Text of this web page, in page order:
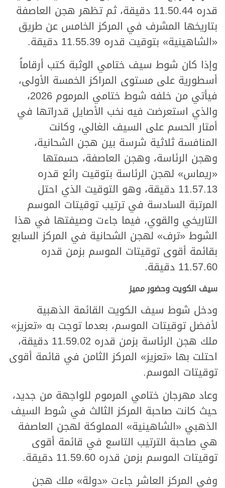
قدره 11.50.44 دقيقة، ثم تظهر هجن العاصفة
بتاريخها المشرف في المركز الخامس عن طريق
«الشاهينية» بتوقيت قدره 11.55.39 دقيقة.
وإذا كان شوط سيف ختامي الوثبة كتب أرقاماً
أسطورية على مستوى المراكز الخمسة الأولى،
فيأتي من خلفه شوط ختامي المرموم 2026،
والذي استعرضت فيه نخب الأصايل قدراتها في
أمتار الحسم على السيف الغالي، وكانت
المنافسة ثلاثية شرسة بين هجن الشحانية،
وهجن الرئاسة، وهجن العاصفة، حسمتها
«ريماس» لهجن الرئاسة بتوقيت رائع قدره
11.57.13 دقيقة، وهو التوقيت الذي احتل
المرتبة السادسة في ترتيب توقيتات الموسم
التاريخي والقوي، فيما جاءت وصيفتها في هذا
الشوط «ترف» لهجن الشحانية في المركز السابع
بقائمة أقوى توقيتات الموسم بزمن قدره
11.57.60 دقيقة.
سيف الكويت وحضور مميز
ودخل شوط سيف الكويت القائمة الذهبية
لأفضل توقيتات الموسم، بعدما توجت به «تعزيز»
ملك هجن الرئاسة بزمن قدره 11.59.02 دقيقة،
احتلت بها «تعزيز» المركز الثامن في قائمة أقوى
توقيتات الموسم.
وعاد مهرجان ختامي المرموم للواجهة من جديد،
حيث كانت صاحبة المركز الثالث في شوط السيف
الذهبي «الشاهينية» المملوكة لهجن العاصفة
هي صاحبة الترتيب التاسع في قائمة أقوى
توقيتات الموسم بزمن قدره 11.59.60 دقيقة.
وفي المركز العاشر جاءت «دولة» ملك هجن